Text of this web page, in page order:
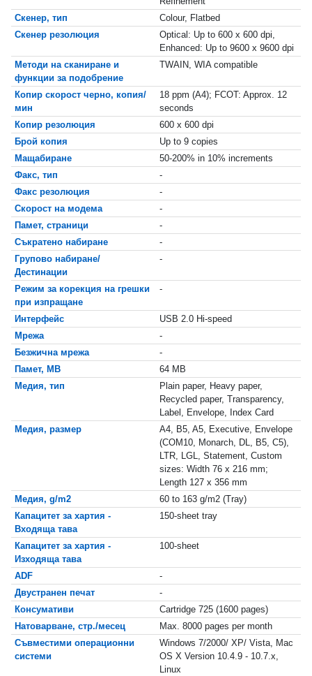
Скенер, тип
Colour, Flatbed
Скенер резолюция
Optical: Up to 600 x 600 dpi,
Enhanced: Up to 9600 x 9600 dpi
Методи на сканиране и
функции за подобрение
TWAIN, WIA compatible
Копир скорост черно, копия/
мин
18 ppm (A4); FCOT: Approx. 12
seconds
Копир резолюция
600 x 600 dpi
Брой копия
Up to 9 copies
Мащабиране
50-200% in 10% increments
Факс, тип
-
Факс резолюция
-
Скорост на модема
-
Памет, страници
-
Съкратено набиране
-
Групово набиране/
Дестинации
-
Режим за корекция на грешки
при изпращане
-
Интерфейс
USB 2.0 Hi-speed
Мрежа
-
Безжична мрежа
-
Памет, MB
64 MB
Медия, тип
Plain paper, Heavy paper,
Recycled paper, Transparency,
Label, Envelope, Index Card
Медия, размер
A4, B5, A5, Executive, Envelope
(COM10, Monarch, DL, B5, C5),
LTR, LGL, Statement, Custom
sizes: Width 76 x 216 mm;
Length 127 x 356 mm
Медия, g/m2
60 to 163 g/m2 (Tray)
Капацитет за хартия -
Входяща тава
150-sheet tray
Капацитет за хартия -
Изходяща тава
100-sheet
ADF
-
Двустранен печат
-
Консумативи
Cartridge 725 (1600 pages)
Натоварване, стр./месец
Max. 8000 pages per month
Съвместими операционни
системи
Windows 7/2000/ XP/ Vista, Mac
OS X Version 10.4.9 - 10.7.x,
Linux